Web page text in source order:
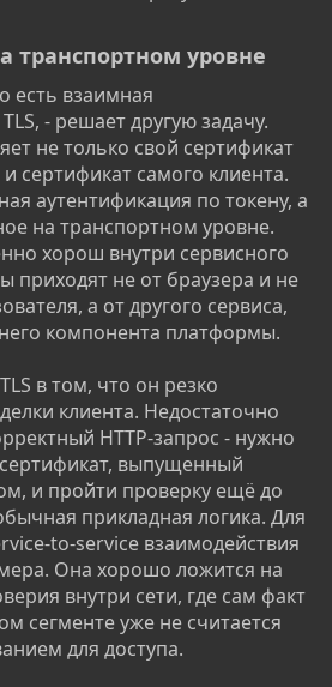
транспортном уровне​
есть взаимная
- решает другую задачу.
не только свой сертификат
сертификат самого клиента.
аутентификация по токену, а
на транспортном уровне.
хорош внутри сервисного
приходят не от браузера и не
а от другого сервиса,
компонента платформы.
в том, что он резко
клиента. Недостаточно
HTTP-запрос - нужно
выпущенный
и пройти проверку ещё до
прикладная логика. Для
to-service взаимодействия
Она хорошо ложится на
внутри сети, где сам факт
сегменте уже не считается
для доступа.